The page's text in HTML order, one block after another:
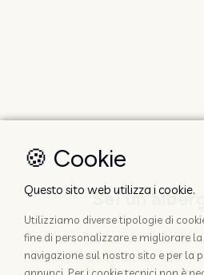
Sei un
🍪 Cookie
Questo sito web utilizza i cookie.
Utilizziamo diverse tipologie di
fine di personalizzare e migliorare
navigazione sul nostro sito e per la